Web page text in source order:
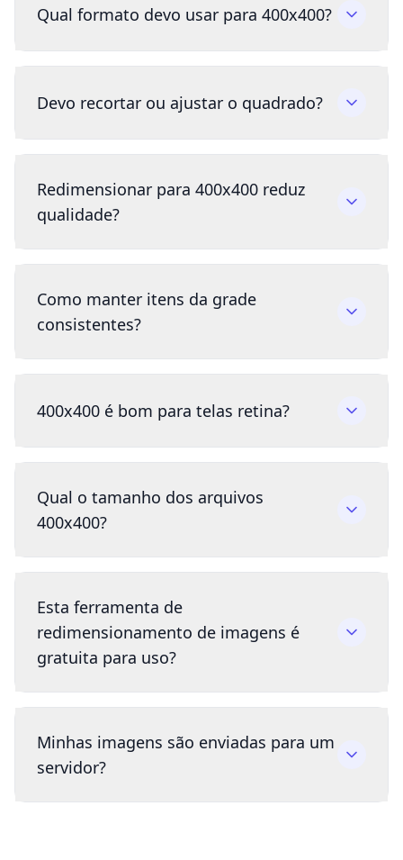
Qual formato devo usar para 400x400?
Devo recortar ou ajustar o quadrado?
Redimensionar para 400x400 reduz
qualidade?
Como manter itens da grade
consistentes?
400x400 é bom para telas retina?
Qual o tamanho dos arquivos
400x400?
Esta ferramenta de
redimensionamento de imagens é
gratuita para uso?
Minhas imagens são enviadas para um
servidor?